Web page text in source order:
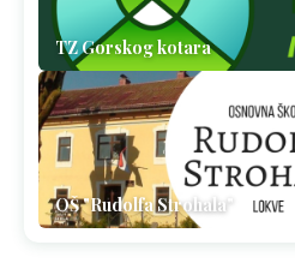
TZ Gorskog kotara
OŠ "Rudolfa Strohala"